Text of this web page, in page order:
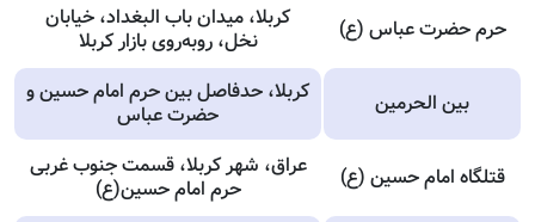
حرم حضرت عباس (ع)
کربلا، میدان باب البغداد، خیابان
نخل، روبه‌روی بازار کربلا
بین الحرمین
کربلا، حدفاصل بین حرم امام حسین و
حضرت عباس
قتلگاه امام حسین (ع)
عراق، شهر کربلا، قسمت جنوب غربی
حرم امام حسین(ع)